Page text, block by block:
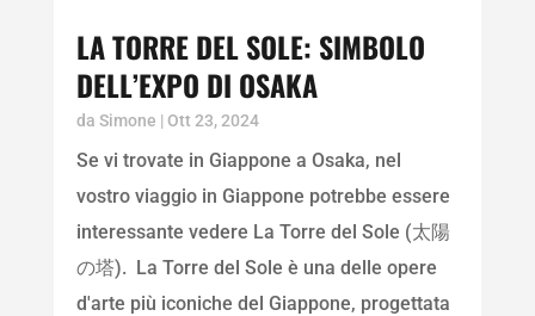
LA TORRE DEL SOLE: SIMBOLO
DELL’EXPO DI OSAKA
da Simone | Ott 23, 2024
Se vi trovate in Giappone a Osaka, nel
vostro viaggio in Giappone potrebbe essere
interessante vedere La Torre del Sole (太陽
の塔). La Torre del Sole è una delle opere
d'arte più iconiche del Giappone, progettata